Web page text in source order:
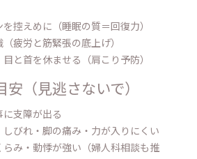
控えめに（睡眠の質＝回復力）
疲労と筋緊張の底上げ）
と首を休ませる（肩こり予防）
（見逃さないで）
支障が出る
びれ・脚の痛み・力が入りにくい
み・動悸が強い（婦人科相談も推